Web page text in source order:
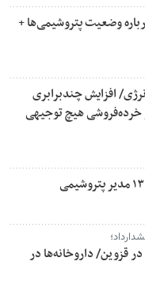
وضعیت پتروشیمی‌ها +
افزایش چندبرابری
خرده‌فروشی هیچ توجیهی
قزوین/ داروخانه‌ها در